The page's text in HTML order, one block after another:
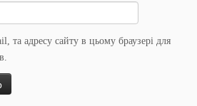
та адресу сайту в цьому браузері для